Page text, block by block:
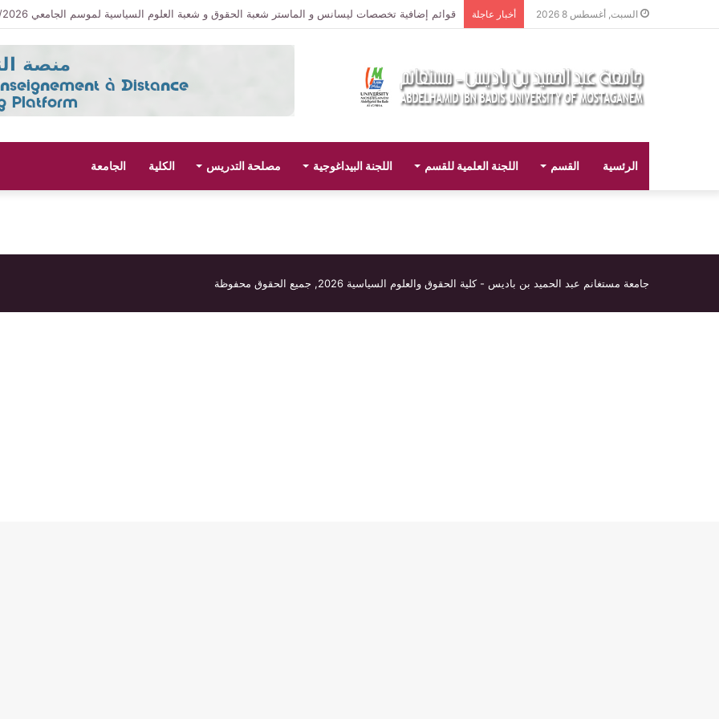
السبت, أغسطس 8 2026 أخبار عاجلة قوائم إضافية تخصصات ليسانس و الماستر شعبة الحقوق و شعبة العلوم السياسية لموسم الجامعي 2027/2026
الرئسية القسم اللجنة العلمية للقسم اللجنة البيداغوجية مصلحة التدريس الكلية الجامعة
جامعة مستغانم عبد الحميد بن باديس - كلية الحقوق والعلوم السياسية 2026, جميع الحقوق محفوظة